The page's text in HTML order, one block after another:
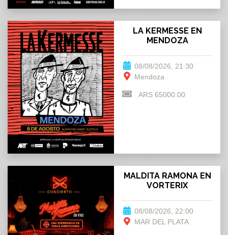
LA KERMESSE EN
MENDOZA
08/08/2026, 21:30
Mendoza
ARS 65000.00
MALDITA RAMONA EN
VORTERIX
08/08/2026, 22:00
MAR DEL PLATA